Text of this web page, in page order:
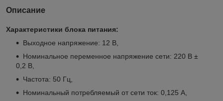
Описание
Характеристики блока питания:
Выходное напряжение: 12 В,
Номинальное переменное напряжение сети: 220 В ±
0,2 В,
Частота: 50 Гц,
Номинальный потребляемый от сети ток: 0,125 A,